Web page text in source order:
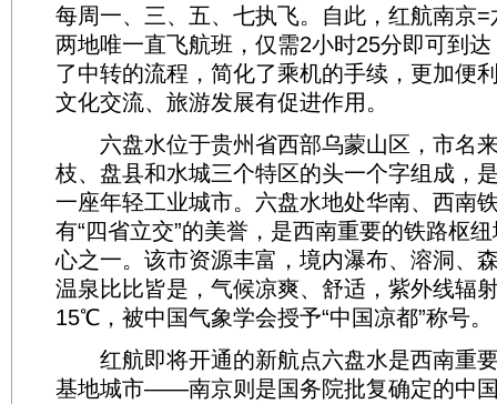
每周一、三、五、七执飞。自此，红航南京
两地唯一直飞航班，仅需2小时25分即可到
了中转的流程，简化了乘机的手续，更加便
文化交流、旅游发展有促进作用。
六盘水位于贵州省西部乌蒙山区，市名
枝、盘县和水城三个特区的头一个字组成，
一座年轻工业城市。六盘水地处华南、西南
有“四省立交”的美誉，是西南重要的铁路枢
心之一。该市资源丰富，境内瀑布、溶洞、
温泉比比皆是，气候凉爽、舒适，紫外线辐
15℃，被中国气象学会授予“中国凉都”称号。
红航即将开通的新航点六盘水是西南重
基地城市——南京则是国务院批复确定的中